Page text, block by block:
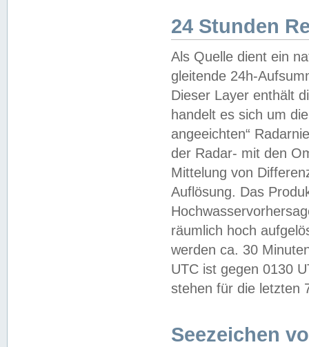
24 Stunden
Als Quelle dient ein
gleitende 24h-
Dieser Layer enthält
handelt es sich um
angeeichten“
der Radar- mit den
Mittelung von
Auflösung. Das
räumlich hoch
werden ca. 30
UTC ist gegen 0130
stehen für die letzten
Seezeichen